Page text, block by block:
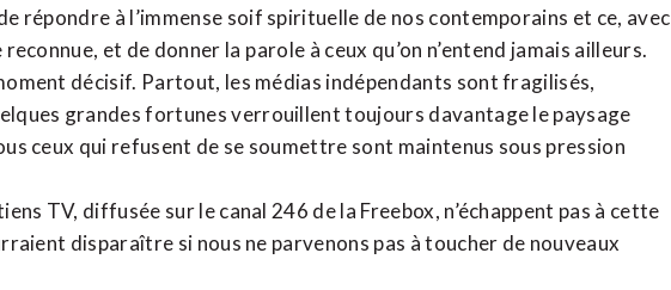
répondre à l’immense soif spirituelle de nos contemporains et ce, avec
et de donner la parole à ceux qu’on n’entend jamais ailleurs.
décisif. Partout, les médias indépendants sont fragilisés,
grandes fortunes verrouillent toujours davantage le paysage
ceux qui refusent de se soumettre sont maintenus sous pression
TV, diffusée sur le canal 246 de la Freebox, n’échappent pas à cette
disparaître si nous ne parvenons pas à toucher de nouveaux